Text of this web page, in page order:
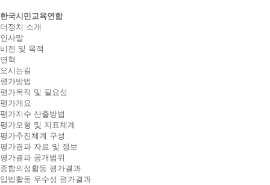
한국시민교육연합
더정치 소개
인사말
비전 및 목적
연혁
오시는길
평가방법
평가목적 및 필요성
평가개요
평가지수 산출방법
평가모형 및 지표체계
평가추진체계 구성
평가결과 자료 및 정보
평가결과 공개범위
종합의정활동 평가결과
입법활동 우수성 평가결과